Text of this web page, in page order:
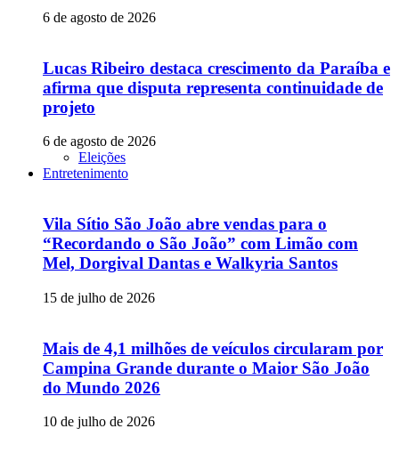
6 de agosto de 2026
Lucas Ribeiro destaca crescimento da Paraíba e
afirma que disputa representa continuidade de
projeto
6 de agosto de 2026
Eleições
Entretenimento
Vila Sítio São João abre vendas para o
“Recordando o São João” com Limão com
Mel, Dorgival Dantas e Walkyria Santos
15 de julho de 2026
Mais de 4,1 milhões de veículos circularam por
Campina Grande durante o Maior São João
do Mundo 2026
10 de julho de 2026